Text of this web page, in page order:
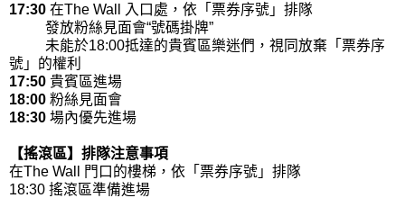
17:30 在The Wall 入口處，依「票券序號」排隊
發放粉絲見面會“號碼掛牌”
未能於18:00抵達的貴賓區樂迷們，視同放棄「票券序
號」的權利
17:50 貴賓區進場
18:00 粉絲見面會
18:30 場內優先進場
【搖滾區】排隊注意事項
在The Wall 門口的樓梯，依「票券序號」排隊
18:30 搖滾區準備進場